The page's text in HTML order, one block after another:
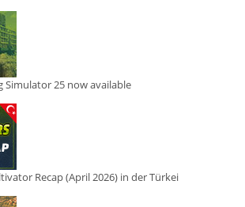
Simulator 25 now available
Recap (April 2026) in der Türkei